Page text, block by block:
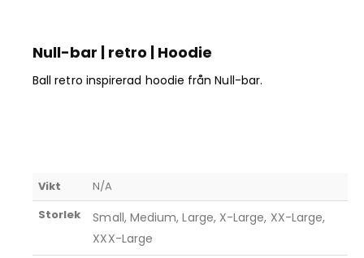
Null-bar | retro | Hoodie
Ball retro inspirerad hoodie från Null-bar.
Vikt
N/A
Storlek
Small, Medium, Large, X-Large, XX-Large,
XXX-Large